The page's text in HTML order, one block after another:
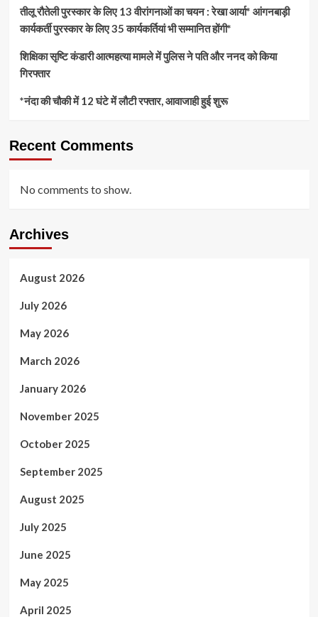
तीलू रौतेली पुरस्कार के लिए 13 वीरांगनाओं का चयन : रेखा आर्या* आंगनबाड़ी
कार्यकर्ती पुरस्कार के लिए 35 कार्यकर्तियां भी सम्मानित होंगी*
शिक्षिका सृष्टि कंडारी आत्महत्या मामले में पुलिस ने पति और ननद को किया
गिरफ्तार
*नंदा की चौकी में 12 घंटे में लौटी रफ्तार, आवाजाही हुई शुरू
Recent Comments
No comments to show.
Archives
August 2026
July 2026
May 2026
March 2026
January 2026
November 2025
October 2025
September 2025
August 2025
July 2025
June 2025
May 2025
April 2025